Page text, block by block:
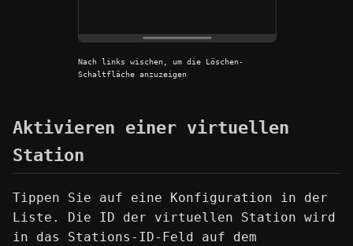
Nach links wischen, um die Löschen-
Schaltfläche anzuzeigen
Aktivieren einer virtuellen
Station
Tippen Sie auf eine Konfiguration in der
Liste. Die ID der virtuellen Station wird
in das Stations-ID-Feld auf dem